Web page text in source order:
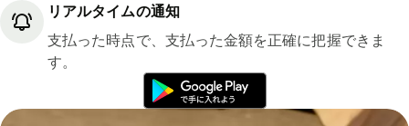
リアルタイムの通知
支払った時点で、支払った金額を正確に把握できま
す。